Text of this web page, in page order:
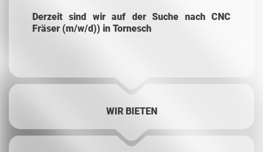
Derzeit sind wir auf der Suche nach CNC
Fräser (m/w/d)) in Tornesch
WIR BIETEN